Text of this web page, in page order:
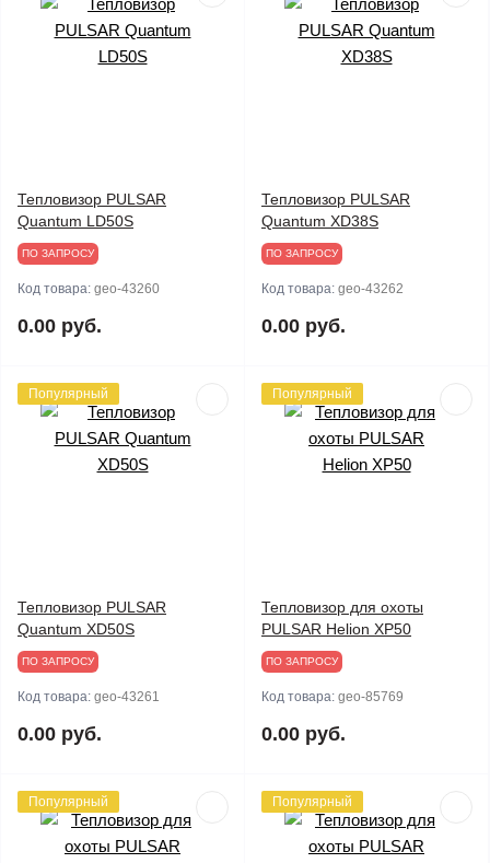
Тепловизор PULSAR
Quantum LD50S
ПО ЗАПРОСУ
Код товара: geo-43260
0.00 руб.
Тепловизор PULSAR
Quantum XD38S
ПО ЗАПРОСУ
Код товара: geo-43262
0.00 руб.
Популярный
Тепловизор PULSAR
Quantum XD50S
ПО ЗАПРОСУ
Код товара: geo-43261
0.00 руб.
Популярный
Тепловизор для охоты
PULSAR Helion XP50
ПО ЗАПРОСУ
Код товара: geo-85769
0.00 руб.
Популярный Популярный